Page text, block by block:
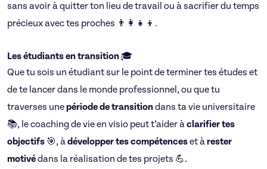
sans avoir à quitter ton lieu de travail ou à sacrifier du temps
précieux avec tes proches 👨‍👩‍👧‍👦.
Les étudiants en transition🎓
Que tu sois un étudiant sur le point de terminer tes études et
de te lancer dans le monde professionnel, ou que tu
traverses unepériode de transitiondans ta vie universitaire
📚, le coaching de vie en visio peut t’aider àclarifier tes
objectifs 🎯, àdévelopper tes compétenceset àrester
motivédans la réalisation de tes projets 💪.